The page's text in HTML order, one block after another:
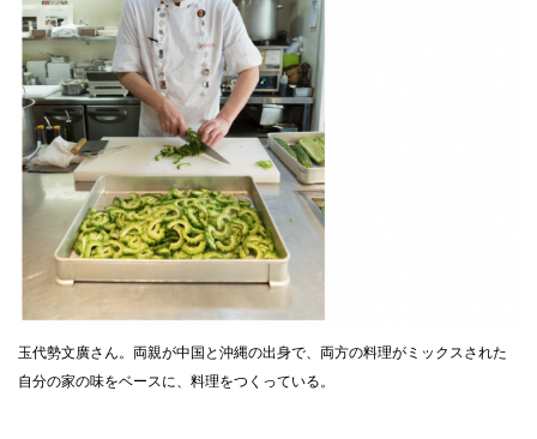
玉代勢文廣さん。両親が中国と沖縄の出身で、両方の料理がミックスされた
自分の家の味をベースに、料理をつくっている。